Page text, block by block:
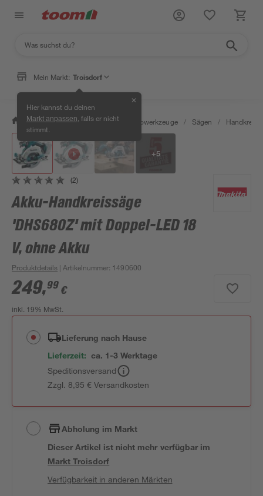
Mein Markt: Troisdorf
Hier kannst du deinen
Markt anpassen , falls er nicht
stimmt.
✕
/ Werkstatt & Maschinen / Elektrowerkzeuge / Sägen /
+5
(2)
Akku-Handkreissäge
'DHS680Z' mit Doppel-LED 18
V, ohne Akku
Produktdetails | Artikelnummer: 1490600
249,99 €
inkl. 19% MwSt.
Lieferung nach Hause
Lieferzeit: ca. 1-3 Werktage
Speditionsversand
Zzgl. 8,95 € Versandkosten
Abholung im Markt
Dieser Artikel ist nicht mehr verfügbar im
MarktTroisdorf
Verfügbarkeit in anderen Märkten